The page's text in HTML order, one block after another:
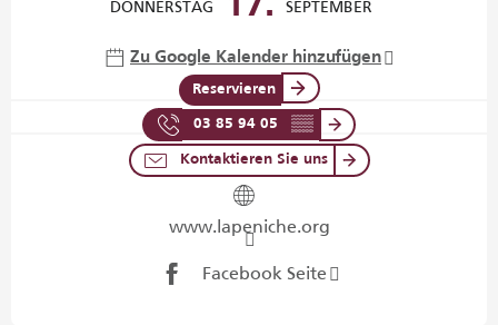
DONNERSTAG SEPTEMBER
Zu Google Kalender hinzufügen
Reservieren
03 85 94 05 ▒▒
Kontaktieren Sie uns
www.lapeniche.org
Facebook Seite